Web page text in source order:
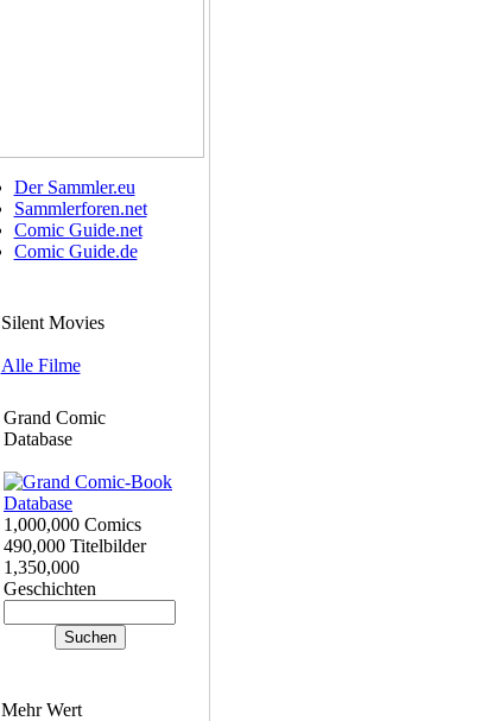
Der Sammler.eu
Sammlerforen.net
Comic Guide.net
Comic Guide.de
Silent Movies
Alle Filme
Grand Comic
Database
1,000,000 Comics
490,000 Titelbilder
1,350,000
Geschichten
Mehr Wert